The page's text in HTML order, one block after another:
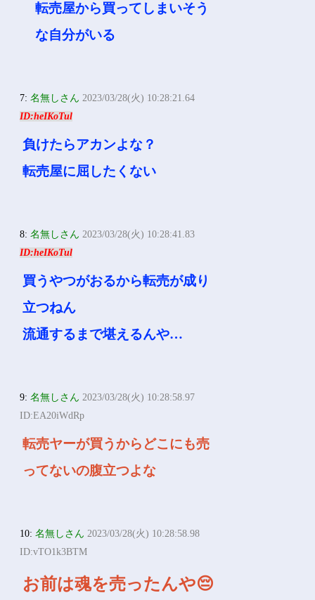
転売屋から買ってしまいそう
な自分がいる
7:名無しさん 2023/03/28(火) 10:28:21.64
ID:heIKoTul
負けたらアカンよな？
転売屋に屈したくない
8:名無しさん 2023/03/28(火) 10:28:41.83
ID:heIKoTul
買うやつがおるから転売が成り
立つねん
流通するまで堪えるんや…
9:名無しさん 2023/03/28(火) 10:28:58.97
ID:EA20iWdRp
転売ヤーが買うからどこにも売
ってないの腹立つよな
10:名無しさん 2023/03/28(火) 10:28:58.98
ID:vTO1k3BTM
お前は魂を売ったんや😔